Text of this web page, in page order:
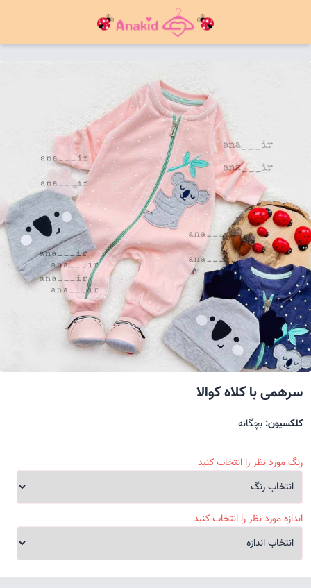
سرهمی با کلاه کوالا
کلکسیون: بچگانه
رنگ مورد نظر را انتخاب کنید
اندازه مورد نظر را انتخاب کنید